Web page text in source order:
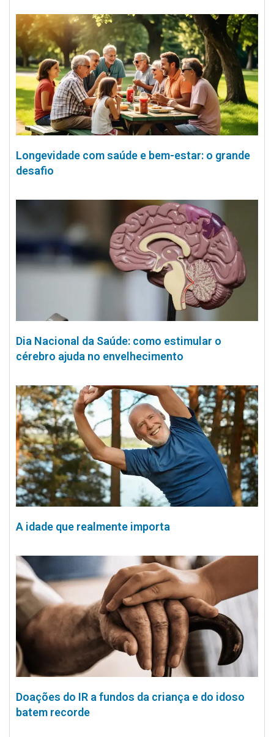
Longevidade com saúde e bem-estar: o grande
desafio
Dia Nacional da Saúde: como estimular o
cérebro ajuda no envelhecimento
A idade que realmente importa
Doações do IR a fundos da criança e do idoso
batem recorde